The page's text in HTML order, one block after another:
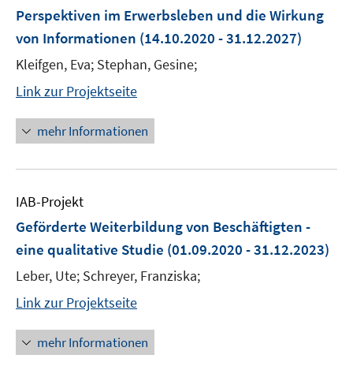
Perspektiven im Erwerbsleben und die Wirkung
von Informationen (14.10.2020 - 31.12.2027)
Kleifgen, Eva; Stephan, Gesine;
Link zur Projektseite
mehr Informationen
IAB-Projekt
Geförderte Weiterbildung von Beschäftigten -
eine qualitative Studie (01.09.2020 - 31.12.2023)
Leber, Ute; Schreyer, Franziska;
Link zur Projektseite
mehr Informationen